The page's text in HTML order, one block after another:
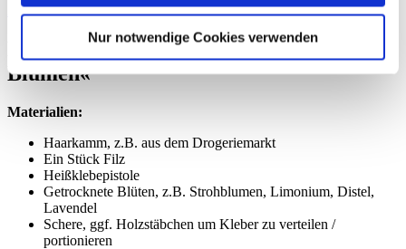
Nur notwendige Cookies verwenden
Alle Cookies zulassen
DIY »Haarkamm mit getrockneten
Blumen«
Materialien:
Haarkamm, z.B. aus dem Drogeriemarkt
Ein Stück Filz
Heißklebepistole
Getrocknete Blüten, z.B. Strohblumen, Limonium, Distel,
Lavendel
Schere, ggf. Holzstäbchen um Kleber zu verteilen /
portionieren